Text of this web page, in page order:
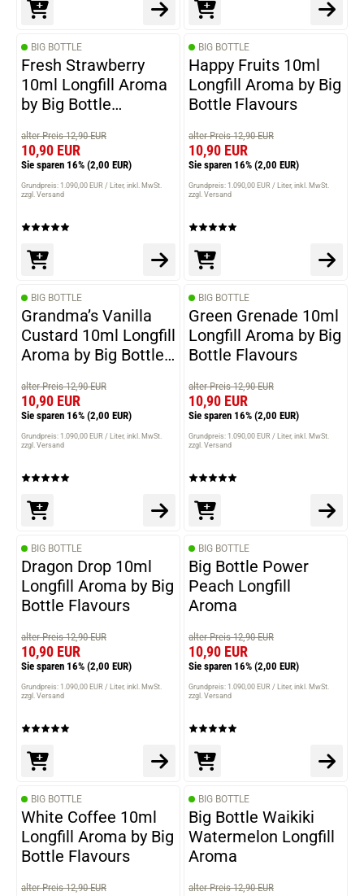
BIG BOTTLE
Fresh Strawberry
10ml Longfill Aroma
by Big Bottle
alter Preis 12,90 EUR
10,90 EUR
Sie sparen 16% (2,00 EUR)
Grundpreis: 1.090,00 EUR / Liter inkl. MwSt.
zzgl. Versand
BIG BOTTLE
Happy Fruits 10ml
Longfill Aroma by Big
Bottle Flavours
alter Preis 12,90 EUR
10,90 EUR
Sie sparen 16% (2,00 EUR)
Grundpreis: 1.090,00 EUR / Liter inkl. MwSt.
zzgl. Versand
BIG BOTTLE
Grandma’s Vanilla
Custard 10ml Longfill
Aroma by Big Bottle
alter Preis 12,90 EUR
10,90 EUR
Sie sparen 16% (2,00 EUR)
Grundpreis: 1.090,00 EUR / Liter inkl. MwSt.
zzgl. Versand
BIG BOTTLE
Green Grenade 10ml
Longfill Aroma by Big
Bottle Flavours
alter Preis 12,90 EUR
10,90 EUR
Sie sparen 16% (2,00 EUR)
Grundpreis: 1.090,00 EUR / Liter inkl. MwSt.
zzgl. Versand
BIG BOTTLE
Dragon Drop 10ml
Longfill Aroma by Big
Bottle Flavours
alter Preis 12,90 EUR
10,90 EUR
Sie sparen 16% (2,00 EUR)
Grundpreis: 1.090,00 EUR / Liter inkl. MwSt.
zzgl. Versand
BIG BOTTLE
Big Bottle Power
Peach Longfill
Aroma
alter Preis 12,90 EUR
10,90 EUR
Sie sparen 16% (2,00 EUR)
Grundpreis: 1.090,00 EUR / Liter inkl. MwSt.
zzgl. Versand
BIG BOTTLE
White Coffee 10ml
Longfill Aroma by Big
Bottle Flavours
alter Preis 12,90 EUR
BIG BOTTLE
Big Bottle Waikiki
Watermelon Longfill
Aroma
alter Preis 12,90 EUR